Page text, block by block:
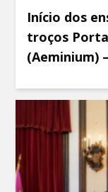
Início dos
troços
(Aeminium)